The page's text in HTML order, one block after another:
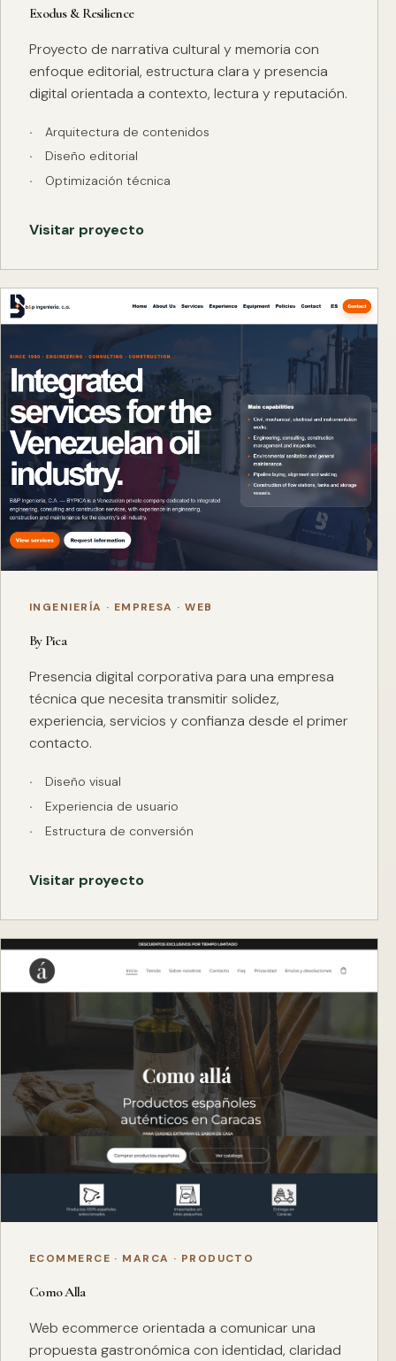
Exodus & Resilience
Proyecto de narrativa cultural y memoria con
enfoque editorial, estructura clara y presencia
digital orientada a contexto, lectura y reputación.
Arquitectura de contenidos
Diseño editorial
Optimización técnica
Visitar proyecto
INGENIERÍA · EMPRESA · WEB
By Pica
Presencia digital corporativa para una empresa
técnica que necesita transmitir solidez,
experiencia, servicios y confianza desde el primer
contacto.
Diseño visual
Experiencia de usuario
Estructura de conversión
Visitar proyecto
ECOMMERCE · MARCA · PRODUCTO
Como Alla
Web ecommerce orientada a comunicar una
propuesta gastronómica con identidad, claridad